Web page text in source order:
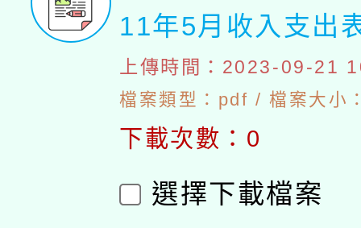
11年5月收入支出
上傳時間：2023-09-21
檔案類型：pdf / 檔案大小
下載次數：0
選擇下載檔案